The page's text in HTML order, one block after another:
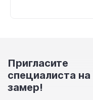
Пригласите
специалиста на
замер!